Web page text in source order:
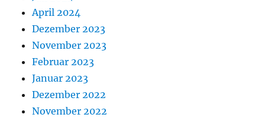
April 2024
Dezember 2023
November 2023
Februar 2023
Januar 2023
Dezember 2022
November 2022